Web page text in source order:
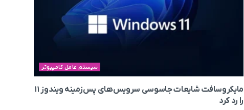
سیستم عامل کامپیوتر
مایکروسافت شایعات جاسوسی سرویس‌های پس‌زمینه ویندوز ۱۱
را رد کرد